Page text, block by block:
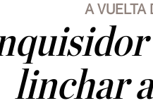
A VUELTA
linchar